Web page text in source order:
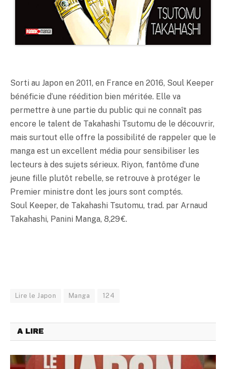
Sorti au Japon en 2011, en France en 2016, Soul Keeper
bénéficie d’une réédition bien méritée. Elle va
permettre à une partie du public qui ne connaît pas
encore le talent de Takahashi Tsutomu de le découvrir,
mais surtout elle offre la possibilité de rappeler que le
manga est un excellent média pour sensibiliser les
lecteurs à des sujets sérieux. Riyon, fantôme d’une
jeune fille plutôt rebelle, se retrouve à protéger le
Premier ministre dont les jours sont comptés.
Soul Keeper, de Takahashi Tsutomu, trad. par Arnaud
Takahashi, Panini Manga, 8,29 €.
Lire le Japon Manga 124
A LIRE